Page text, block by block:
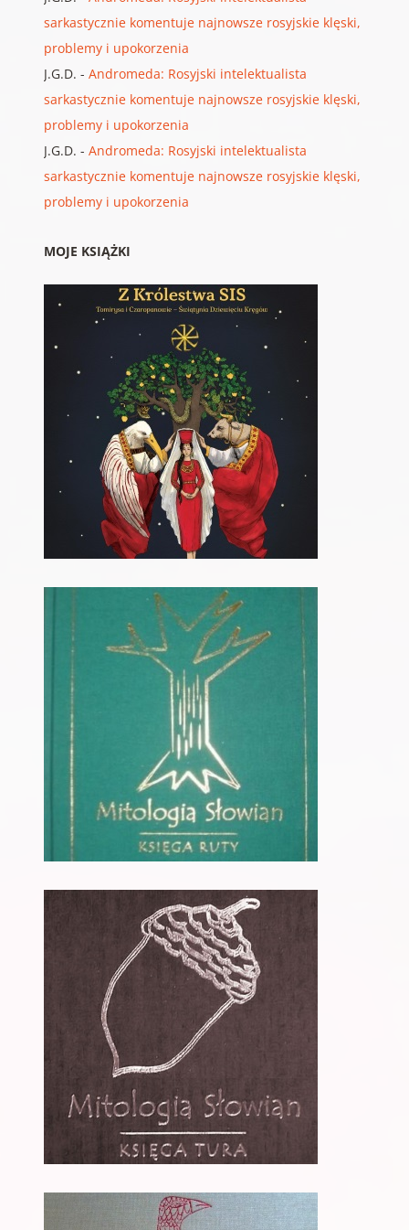
sarkastycznie komentuje najnowsze rosyjskie klęski,
problemy i upokorzenia
J.G.D. - Andromeda: Rosyjski intelektualista
sarkastycznie komentuje najnowsze rosyjskie klęski,
problemy i upokorzenia
J.G.D. - Andromeda: Rosyjski intelektualista
sarkastycznie komentuje najnowsze rosyjskie klęski,
problemy i upokorzenia
MOJE KSIĄŻKI